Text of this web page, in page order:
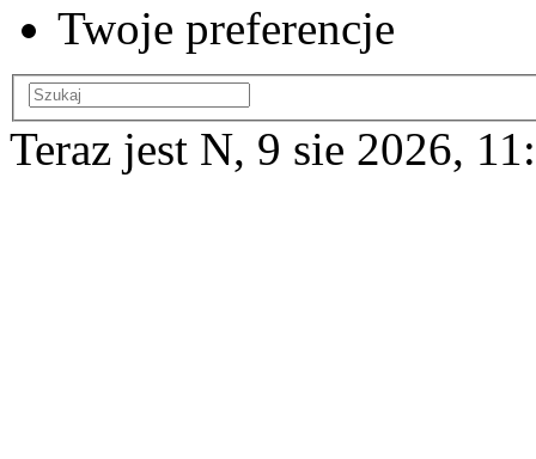
Twoje preferencje
Teraz jest N, 9 sie 2026,